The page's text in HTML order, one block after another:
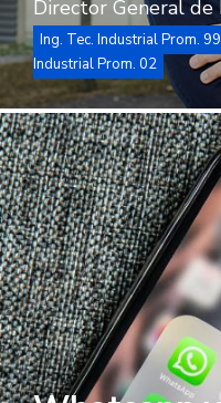
Director General de
Ing. Tec. Industrial Prom.
Industrial Prom. 02